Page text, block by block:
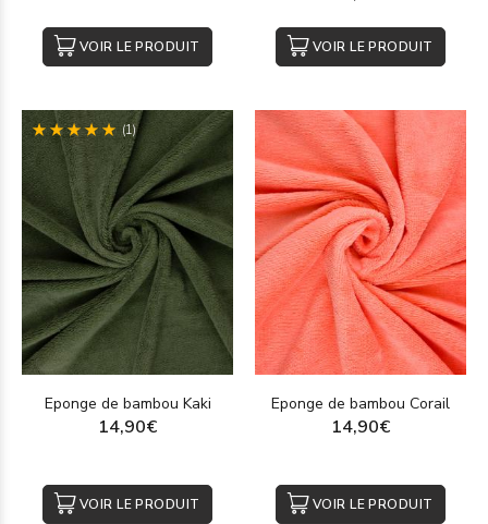
VOIR LE PRODUIT VOIR LE PRODUIT
(1)
Eponge de bambou Kaki
14,90€
VOIR LE PRODUIT
Eponge de bambou Corail
14,90€
VOIR LE PRODUIT